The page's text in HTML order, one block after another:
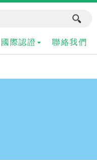
國際認證 聯絡我們